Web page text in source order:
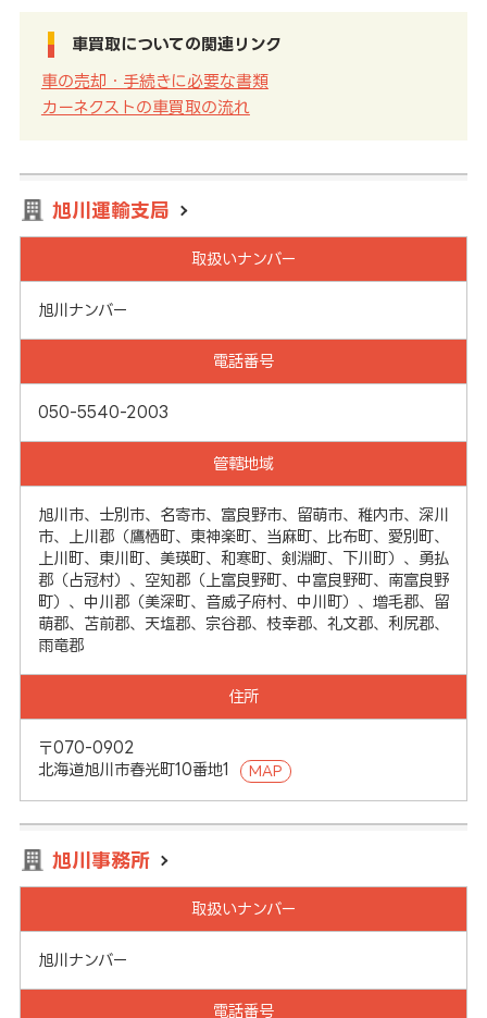
車買取についての関連リンク
車の売却・手続きに必要な書類
カーネクストの車買取の流れ
旭川運輸支局
取扱いナンバー
旭川ナンバー
電話番号
050-5540-2003
管轄地域
旭川市、士別市、名寄市、富良野市、留萌市、稚内市、深川
市、上川郡（鷹栖町、東神楽町、当麻町、比布町、愛別町、
上川町、東川町、美瑛町、和寒町、剣淵町、下川町）、勇払
郡（占冠村）、空知郡（上富良野町、中富良野町、南富良野
町）、中川郡（美深町、音威子府村、中川町）、増毛郡、留
萌郡、苫前郡、天塩郡、宗谷郡、枝幸郡、礼文郡、利尻郡、
雨竜郡
住所
〒070-0902
北海道旭川市春光町10番地1
MAP
旭川事務所
取扱いナンバー
旭川ナンバー
電話番号